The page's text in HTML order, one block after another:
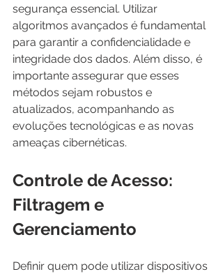
segurança essencial. Utilizar
algoritmos avançados é fundamental
para garantir a confidencialidade e
integridade dos dados. Além disso, é
importante assegurar que esses
métodos sejam robustos e
atualizados, acompanhando as
evoluções tecnológicas e as novas
ameaças cibernéticas.
Controle de Acesso:
Filtragem e
Gerenciamento
Definir quem pode utilizar dispositivos